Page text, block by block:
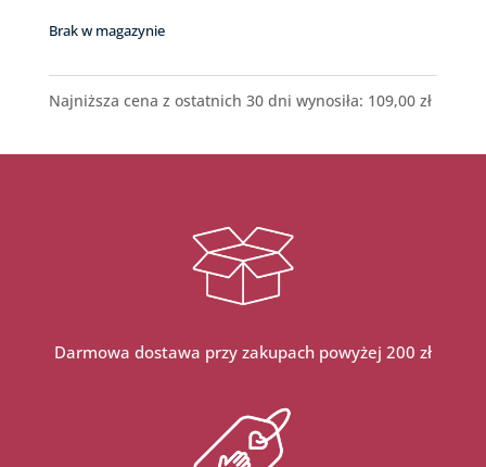
Brak w magazynie
Najniższa cena z ostatnich 30 dni wynosiła: 109,00 zł
Darmowa dostawa przy zakupach powyżej 200 zł